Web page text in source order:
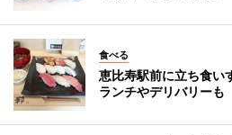
食べる
恵比寿駅前に立ち食
ランチやデリバリーも